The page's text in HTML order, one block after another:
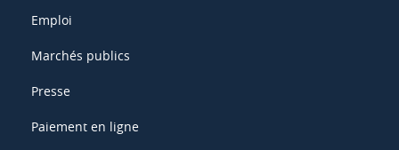
Emploi
Marchés publics
Presse
Paiement en ligne